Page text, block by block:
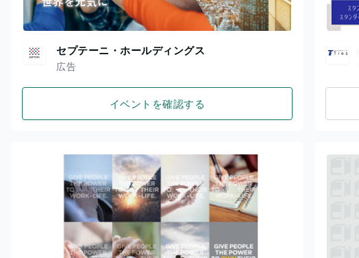
セプテーニ・ホールディングス
広告
イベントを確認する